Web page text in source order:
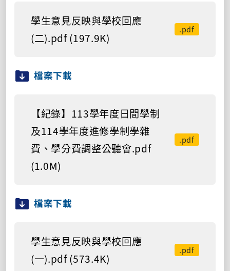
學生意見反映與學校回應
(二).pdf (197.9K)
.pdf
檔案下載
【紀錄】113學年度日間學制
及114學年度進修學制學雜
費、學分費調整公聽會.pdf
(1.0M)
.pdf
檔案下載
學生意見反映與學校回應
(一).pdf (573.4K)
.pdf